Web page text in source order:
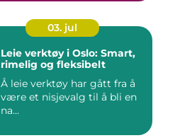
03. jul
Leie verktøy i Oslo: Smart,
rimelig og fleksibelt
Å leie verktøy har gått fra å
være et nisjevalg til å bli en
na...